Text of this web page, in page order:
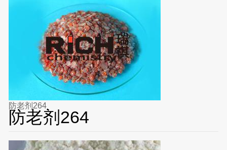
防老剂264
防老剂264